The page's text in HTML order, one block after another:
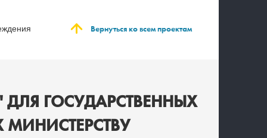
Вернуться ко всем проектам
ГОСУДАРСТВЕННЫХ